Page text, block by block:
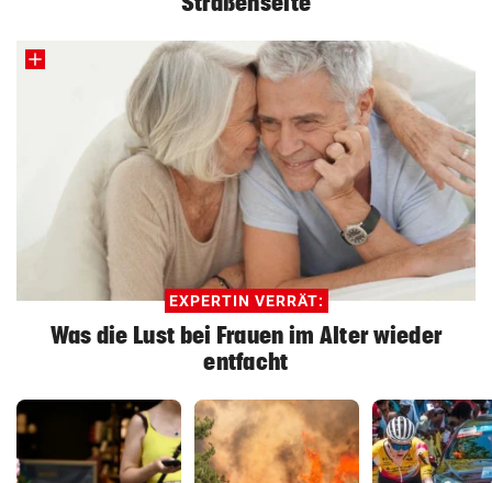
EXPERTIN VERRÄT:
Was die Lust bei Frauen im Alter wieder
entfacht